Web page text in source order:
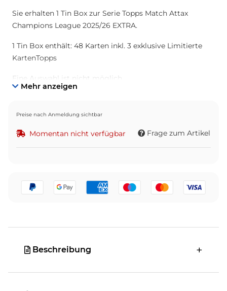
Sie erhalten 1 Tin Box zur Serie Topps Match Attax
Champions League 2025/26 EXTRA.
1 Tin Box enthält: 48 Karten inkl. 3 exklusive Limitierte
KartenTopps
Eine Auswahl ist nicht möglich
Mehr anzeigen
Preise nach Anmeldung sichtbar
Momentan nicht verfügbar Frage zum Artikel
Beschreibung